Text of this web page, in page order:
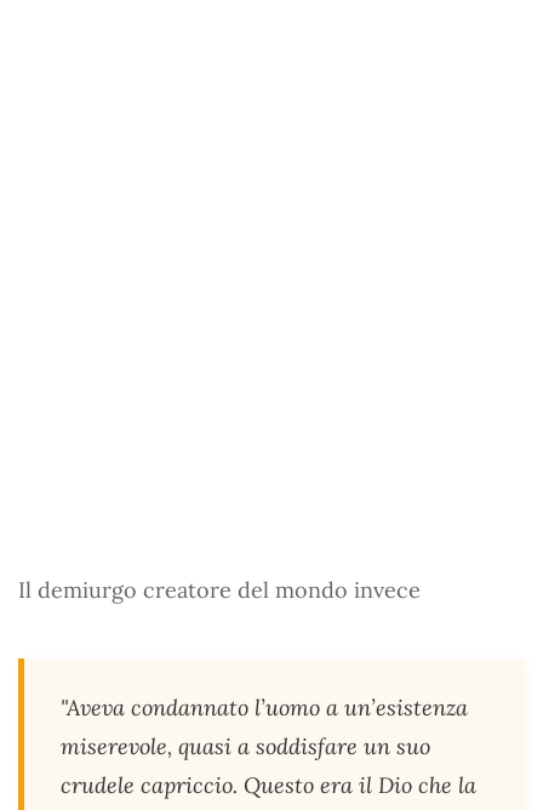
Il demiurgo creatore del mondo invece
"Aveva condannato l’uomo a un’esistenza
miserevole, quasi a soddisfare un suo
crudele capriccio. Questo era il Dio che la